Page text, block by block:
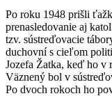
Po roku 1948 prišli
prenasledovanie aj
tzv. sústreďovacie
duchovní s cieľom
Jozefa Žatka, keď ho v
Väznený bol v
Po dvoch rokoch ho